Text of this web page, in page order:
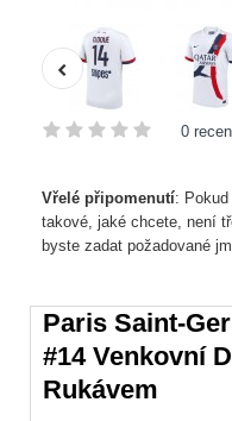
0
Vřelé připomenutí:
takové, jaké chcete, není
byste zadat požadované
Paris Saint-
#14 Venkovní
Rukávem